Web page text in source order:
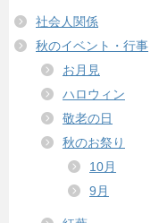
社会人関係
秋のイベント・行事
お月見
ハロウィン
敬老の日
秋のお祭り
10月
9月